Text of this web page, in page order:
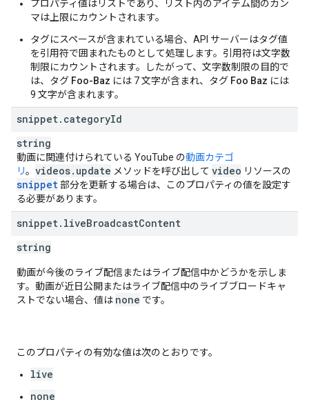
"topicCategories" : [
string
]
},
"recordingDetails"
"recordingDate" : datetime
},
"fileDetails":
"fileName": string
"
"container " : string
,
"videoStreams ":
[
"widthPixels
"
heightPixels
"frameRateFps": double
"bitrateBps": unsigned long
,
"rotation": string
,
"vendor": string
プロパティ値はリストであり、リスト内のアイテム間のカン
マは上限にカウントされます。
タグにスペースが含まれている場合、API サーバーはタグ値
を引用符で囲まれたものとして処理します。引用符は文字数
制限にカウントされます。したがって、文字数制限の目的で
は、タグ Foo-Baz には 7 文字が含まれ、タグ Foo Baz には
9 文字が含まれます。
snippet. categoryId
string
動画に関連付けられている YouTube の動画カテゴ
リ。 videos. update メソッドを呼び出して video リソースの
snippet部分を更新する場合は、このプロパティの値を設定す
る必要があります。
snippet. liveBroadcastContent
string
動画が今後のライブ配信またはライブ配信中かどうかを示しま
す。動画が近日公開またはライブ配信中のライブブロードキャ
ストでない場合、値は none です。
このプロパティの有効な値は次のとおりです。
live
none